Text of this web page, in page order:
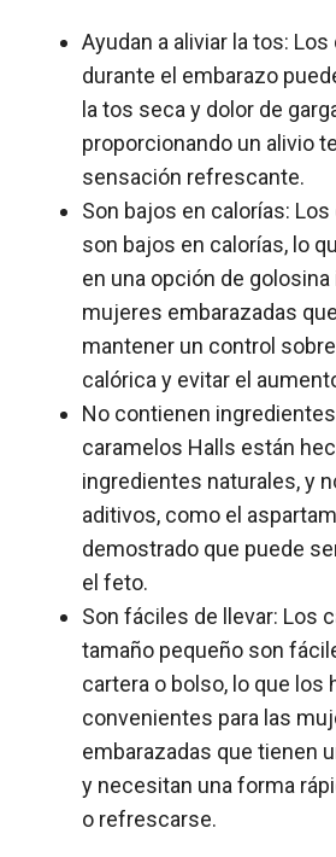
Ayudan a aliviar la tos:
durante el embarazo
la tos seca y dolor de
proporcionando un alivio
sensación refrescante.
Son bajos en calorías:
son bajos en calorías, lo
en una opción de golosina
mujeres embarazadas
mantener un control
calórica y evitar el
No contienen
caramelos Halls están
ingredientes naturales, y
aditivos, como el
demostrado que puede
el feto.
Son fáciles de llevar: Los
tamaño pequeño son
cartera o bolso, lo que los
convenientes para las
embarazadas que tienen
y necesitan una forma
o refrescarse.